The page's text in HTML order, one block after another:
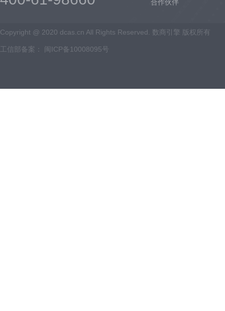
合作伙伴
Copyright @ 2020 dcas.cn All Rights Reserved. 数商引擎 版权所有
工信部备案： 闽ICP备10008095号